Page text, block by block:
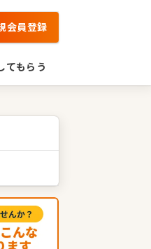
会員登録
てもらう